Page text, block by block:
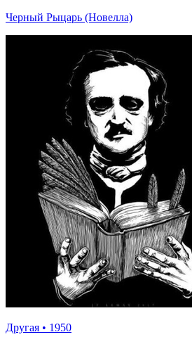
Черный Рыцарь (Новелла)
Другая • 1950